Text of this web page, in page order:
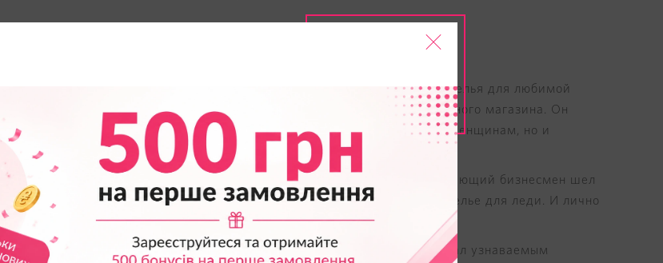
имеет удивительную историю. Неудачная покупка женского белья для любимой
навели молодого американца на мысль об открытии собственного магазина. Он
продавцов презентовать товар, рассказывая о нем не только женщинам, но и
чтоб начать свое дело. Но он не побоялся взять кредит, ведь начинающий бизнесмен шел
объяснить дизайнерам, с которыми работал, как должно выглядеть белье для леди. И лично
моделей и кратким описанием. Такой рекламный ход сделал узнаваемым